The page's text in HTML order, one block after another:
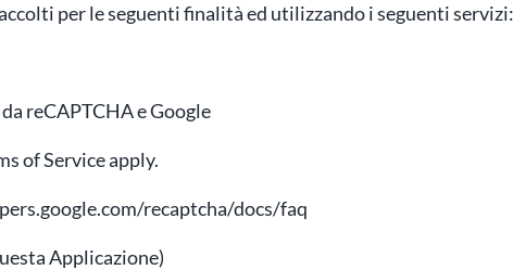
per le seguenti finalità ed utilizzando i seguenti servizi:
reCAPTCHA e Google
of Service apply.
recaptcha/docs/faq
Applicazione)